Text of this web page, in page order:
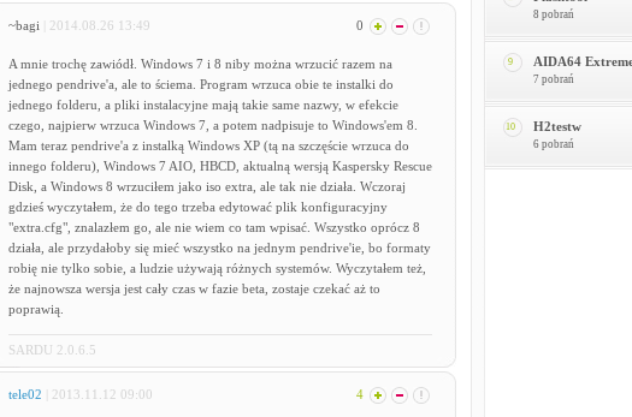
~bagi | 2014.08.26 13:49 0
A mnie trochę zawiódł. Windows 7 i 8 niby można wrzucić razem na
jednego pendrive'a, ale to ściema. Program wrzuca obie te instalki do
jednego folderu, a pliki instalacyjne mają takie same nazwy, w efekcie
czego, najpierw wrzuca Windows 7, a potem nadpisuje to Windows'em 8.
Mam teraz pendrive'a z instalką Windows XP (tą na szczęście wrzuca do
innego folderu), Windows 7 AIO, HBCD, aktualną wersją Kaspersky Rescue
Disk, a Windows 8 wrzuciłem jako iso extra, ale tak nie działa. Wczoraj
gdzieś wyczytałem, że do tego trzeba edytować plik konfiguracyjny
"extra.cfg", znalazłem go, ale nie wiem co tam wpisać. Wszystko oprócz 8
działa, ale przydałoby się mieć wszystko na jednym pendrive'ie, bo formaty
robię nie tylko sobie, a ludzie używają różnych systemów. Wyczytałem też,
że najnowsza wersja jest cały czas w fazie beta, zostaje czekać aż to
poprawią.
SARDU 2.0.6.5
tele02 | 2013.11.12 09:00 4
8 pobrań
9 AIDA64
7 pobrań
10 H2testw
6 pobrań